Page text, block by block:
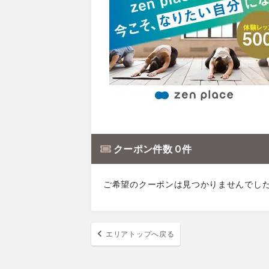
クーポン件数 0 件
ご希望のクーポンは見つかりませんでし
エリアトップへ戻る